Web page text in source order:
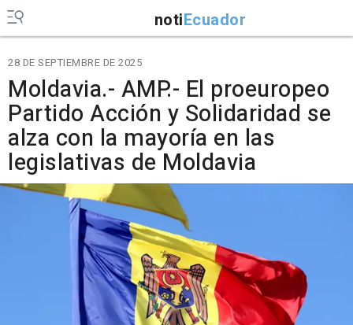
notiEcuador
28 DE SEPTIEMBRE DE 2025
Moldavia.- AMP.- El proeuropeo
Partido Acción y Solidaridad se
alza con la mayoría en las
legislativas de Moldavia